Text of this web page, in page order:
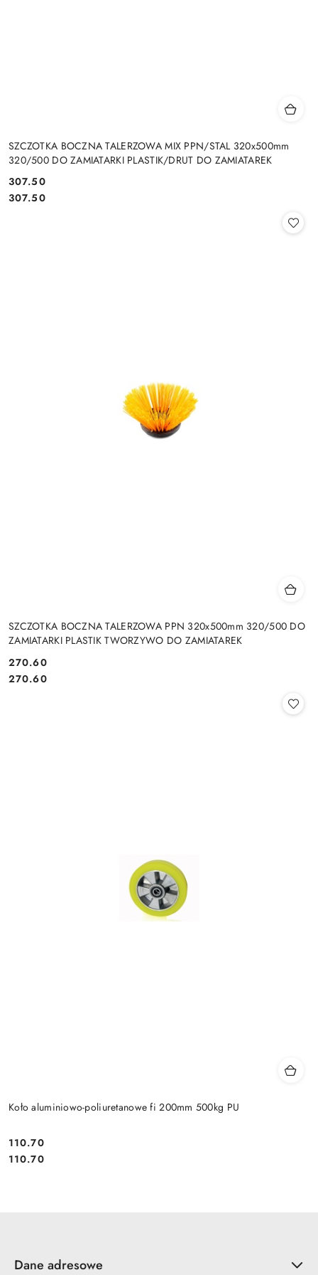
SZCZOTKA BOCZNA TALERZOWA MIX PPN/STAL 320x500mm
320/500 DO ZAMIATARKI PLASTIK/DRUT DO ZAMIATAREK
Cena:
307.50
Cena:
307.50
SZCZOTKA BOCZNA TALERZOWA PPN 320x500mm 320/500 DO
ZAMIATARKI PLASTIK TWORZYWO DO ZAMIATAREK
Cena:
270.60
Cena:
270.60
Koło aluminiowo-poliuretanowe fi 200mm 500kg PU
Cena:
110.70
Cena:
110.70
Dane adresowe